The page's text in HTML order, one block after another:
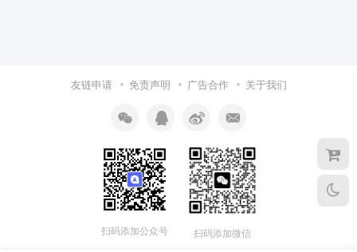
友链申请 免责声明 广告合作 关于我们
扫码添加公众号 扫码添加微信